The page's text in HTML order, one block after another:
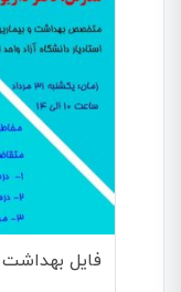
فایل بهداشت